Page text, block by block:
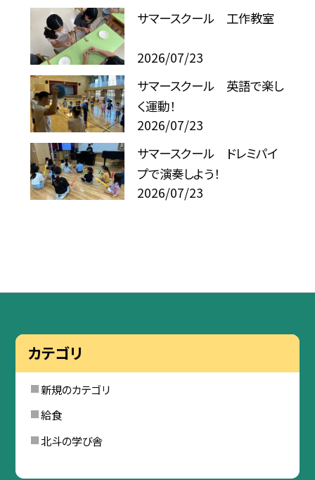
サマースクール 工作教室
2026/07/23
サマースクール 英語で楽し
く運動！
2026/07/23
サマースクール ドレミパイ
プで演奏しよう！
2026/07/23
カテゴリ
新規のカテゴリ
給食
北斗の学び舎